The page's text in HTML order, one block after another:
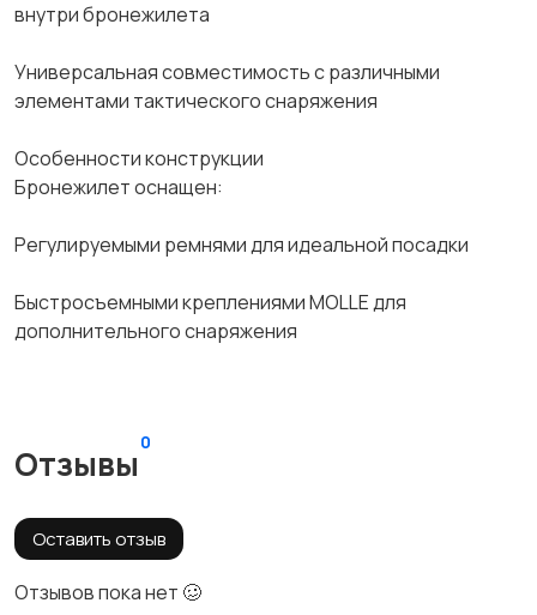
внутри бронежилета
Универсальная совместимость с различными
элементами тактического снаряжения
Особенности конструкции
Бронежилет оснащен:
Регулируемыми ремнями для идеальной посадки
Быстросъемными креплениями MOLLE для
дополнительного снаряжения
Отзывы
0
Оставить отзыв
Отзывов пока нет 🥴